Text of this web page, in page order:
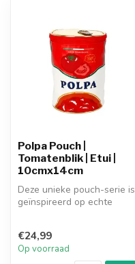
Polpa Pouch |
Tomatenblik | Etui |
10cmx14cm
Deze unieke pouch-serie is
geïnspireerd op echte
€24,99
Op voorraad